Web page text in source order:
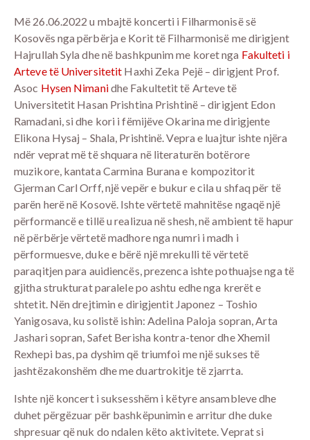
Më 26.06.2022 u mbajtë koncerti i Filharmonisë së
Kosovës nga përbërja e Korit të Filharmonisë me dirigjent
Hajrullah Syla dhe në bashkpunim me koret nga Fakulteti i
Arteve të Universitetit Haxhi Zeka Pejë – dirigjent Prof.
Asoc Hysen Nimanidhe Fakultetit të Arteve të
Universitetit Hasan Prishtina Prishtinë – dirigjent Edon
Ramadani, si dhe kori i fëmijëve Okarina me dirigjente
Elikona Hysaj – Shala, Prishtinë. Vepra e luajtur ishte njëra
ndër veprat më të shquara në literaturën botërore
muzikore, kantata Carmina Burana e kompozitorit
Gjerman Carl Orff, një vepër e bukur e cila u shfaq për të
parën herë në Kosovë. Ishte vërtetë mahnitëse ngaqë një
përformancë e tillë u realizua në shesh, në ambient të hapur
në përbërje vërtetë madhore nga numri i madh i
përformuesve, duke e bërë një mrekulli të vërtetë
paraqitjen para auidiencës, prezenca ishte pothuajse nga të
gjitha strukturat paralele po ashtu edhe nga krerët e
shtetit. Nën drejtimin e dirigjentit Japonez – Toshio
Yanigosava, ku solistë ishin: Adelina Paloja sopran, Arta
Jashari sopran, Safet Berisha kontra-tenor dhe Xhemil
Rexhepi bas, pa dyshim që triumfoi me një sukses të
jashtëzakonshëm dhe me duartrokitje të zjarrta.
Ishte një koncert i suksesshëm i këtyre ansambleve dhe
duhet përgëzuar për bashkëpunimin e arritur dhe duke
shpresuar që nuk do ndalen këto aktivitete. Veprat si